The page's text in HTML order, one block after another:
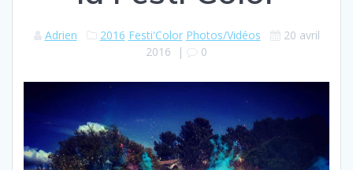
Adrien 2016 Festi'Color Photos/Vidéos
20 avril
2016 | 0